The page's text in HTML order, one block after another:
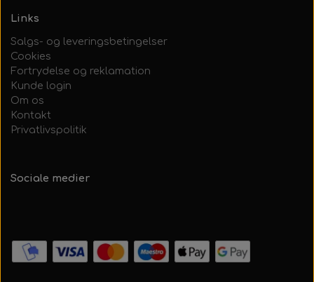
Links
Salgs- og leveringsbetingelser
Cookies
Fortrydelse og reklamation
Kunde login
Om os
Kontakt
Privatlivspolitik
Sociale medier